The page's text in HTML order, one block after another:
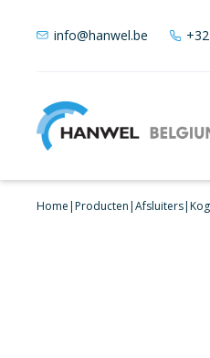
info@hanwel.be
Home|Producten|Afsluiters|